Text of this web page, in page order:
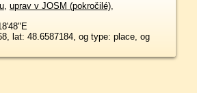
, uprav v JOSM (pokročilé),
lat: 48.6587184, og type: place, og